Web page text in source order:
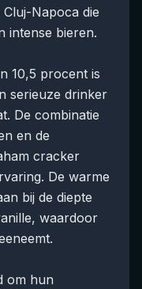
Napoca die
intense bieren.
10,5 procent is
serieuze drinker
De combinatie
en de
cracker
De warme
bij de diepte
waardoor
om hun